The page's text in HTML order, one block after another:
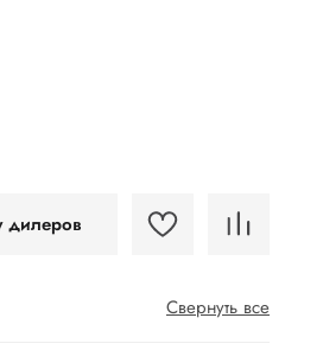
дилеров
Свернуть все